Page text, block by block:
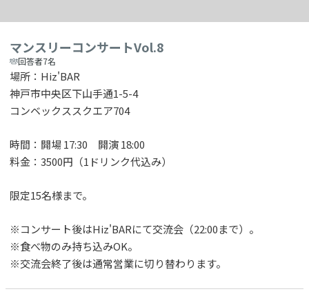
マンスリーコンサートVol.8
回答者7名
場所：Hiz'BAR
神戸市中央区下山手通1-5-4
コンベックススクエア704
時間：開場 17:30 開演 18:00
料金：3500円（1ドリンク代込み）
限定15名様まで。
※コンサート後はHiz'BARにて交流会（22:00まで）。
※食べ物のみ持ち込みOK。
※交流会終了後は通常営業に切り替わります。